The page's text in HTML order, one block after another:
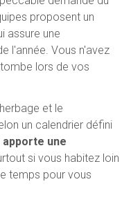
proposent un
assure une
l'année. Vous n'avez
lors de vos
et le
un calendrier défini
une
si vous habitez loin
temps pour vous